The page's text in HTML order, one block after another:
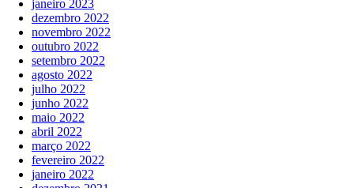
janeiro 2023
dezembro 2022
novembro 2022
outubro 2022
setembro 2022
agosto 2022
julho 2022
junho 2022
maio 2022
abril 2022
março 2022
fevereiro 2022
janeiro 2022